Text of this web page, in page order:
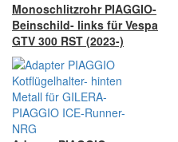
Monoschlitzrohr PIAGGIO-
Beinschild- links für Vespa
GTV 300 RST (2023-)